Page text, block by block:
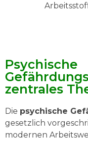
Psychische
zentrales
Die psychische
gesetzlich
modernen